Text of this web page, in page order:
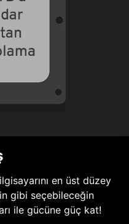
en üst düzey
gibi seçebileceğin
ile gücüne güç kat!